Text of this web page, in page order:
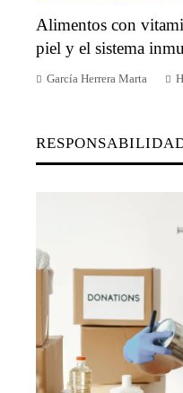
Alimentos con
piel y el sistema
García Herrera Marta